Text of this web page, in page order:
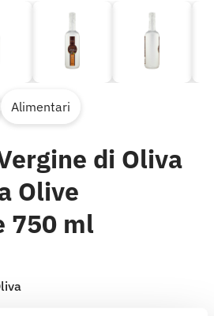
Alimentari
di Oliva
Olive
750 ml